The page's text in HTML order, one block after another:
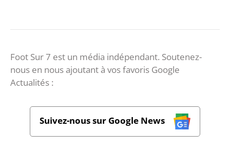
Foot Sur 7 est un média indépendant. Soutenez-
nous en nous ajoutant à vos favoris Google
Actualités :
Suivez-nous sur Google News